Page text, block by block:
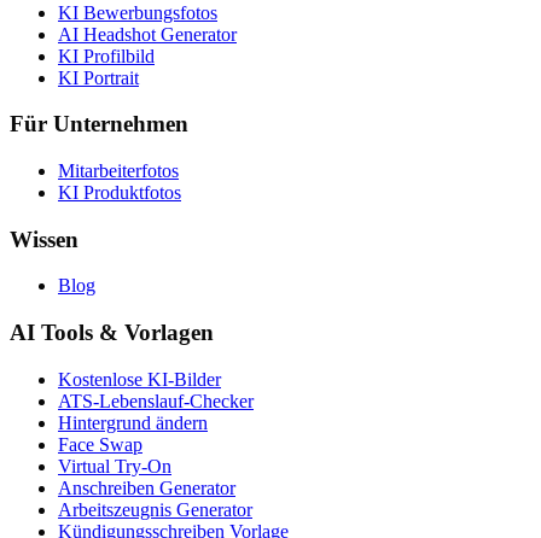
KI Bewerbungsfotos
AI Headshot Generator
KI Profilbild
KI Portrait
Für Unternehmen
Mitarbeiterfotos
KI Produktfotos
Wissen
Blog
AI Tools & Vorlagen
Kostenlose KI-Bilder
ATS-Lebenslauf-Checker
Hintergrund ändern
Face Swap
Virtual Try-On
Anschreiben Generator
Arbeitszeugnis Generator
Kündigungsschreiben Vorlage